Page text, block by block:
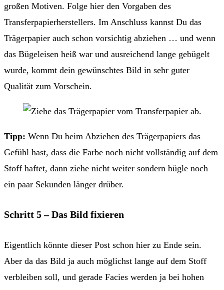
großen Motiven. Folge hier den Vorgaben des
Transferpapierherstellers. Im Anschluss kannst Du das
Trägerpapier auch schon vorsichtig abziehen … und wenn
das Bügeleisen heiß war und ausreichend lange gebügelt
wurde, kommt dein gewünschtes Bild in sehr guter
Qualität zum Vorschein.
Tipp: Wenn Du beim Abziehen des Trägerpapiers das
Gefühl hast, dass die Farbe noch nicht vollständig auf dem
Stoff haftet, dann ziehe nicht weiter sondern bügle noch
ein paar Sekunden länger drüber.
Schritt 5 – Das Bild fixieren
Eigentlich könnte dieser Post schon hier zu Ende sein.
Aber da das Bild ja auch möglichst lange auf dem Stoff
verbleiben soll, und gerade Facies werden ja bei hohen